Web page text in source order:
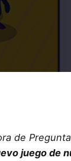
de
juego de